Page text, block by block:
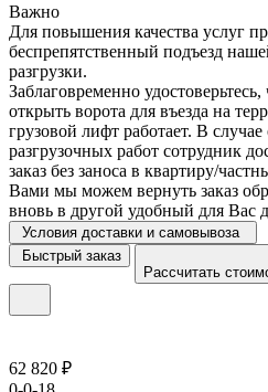
Важно
Для повышения качества услуг
беспрепятственный подъезд
разгрузки.
Заблаговременно
открыть ворота для въезда на
грузовой лифт работает. В
разгрузочных работ сотрудник
заказ без заноса в квартиру/
Вами мы можем вернуть заказ
вновь в другой удобный для Вас
Условия доставки и самовывоза
Быстрый заказ
Рассчитать
62 820 ₽